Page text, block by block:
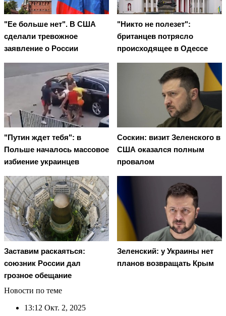
"Ее больше нет". В США
сделали тревожное
заявление о России
"Никто не полезет":
британцев потрясло
происходящее в Одессе
"Путин ждет тебя": в
Польше началось массовое
избиение украинцев
Соскин: визит Зеленского в
США оказался полным
провалом
Заставим раскаяться:
союзник России дал
грозное обещание
Зеленский: у Украины нет
планов возвращать Крым
Новости по теме
13:12 Окт. 2, 2025